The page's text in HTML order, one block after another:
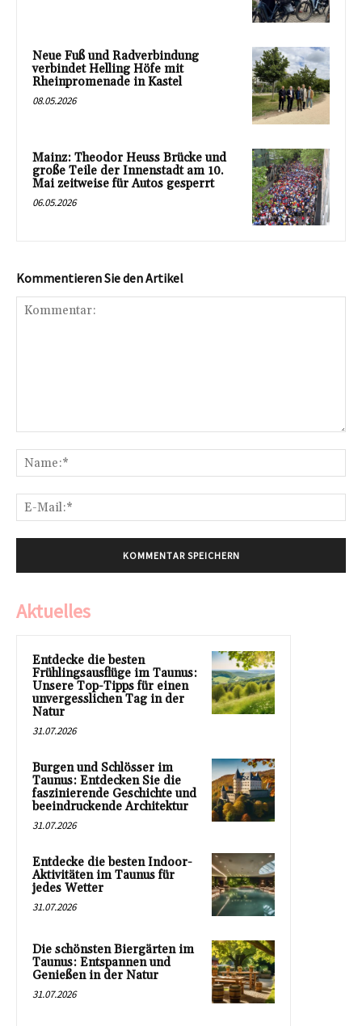
Neue Fuß und Radverbindung
verbindet Helling Höfe mit
Rheinpromenade in Kastel
08.05.2026
Mainz: Theodor Heuss Brücke und
große Teile der Innenstadt am 10.
Mai zeitweise für Autos gesperrt
06.05.2026
Kommentieren Sie den Artikel
Aktuelles
Entdecke die besten
Frühlingsausflüge im Taunus:
Unsere Top-Tipps für einen
unvergesslichen Tag in der
Natur
31.07.2026
Burgen und Schlösser im
Taunus: Entdecken Sie die
faszinierende Geschichte und
beeindruckende Architektur
31.07.2026
Entdecke die besten Indoor-
Aktivitäten im Taunus für
jedes Wetter
31.07.2026
Die schönsten Biergärten im
Taunus: Entspannen und
Genießen in der Natur
31.07.2026